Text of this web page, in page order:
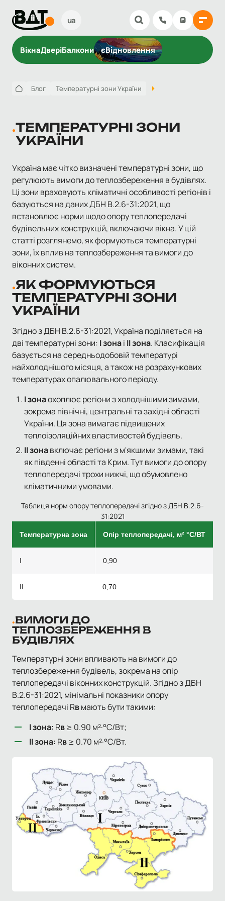
ua
ВікнаДверіБалкони єВідновлення
Блог Температурні зони України
ТЕМПЕРАТУРНІ ЗОНИ
УКРАЇНИ
Україна має чітко визначені температурні зони, що
регулюють вимоги до теплозбереження в будівлях.
Ці зони враховують кліматичні особливості регіонів і
базуються на даних ДБН В.2.6-31:2021, що
встановлює норми щодо опору теплопередачі
будівельних конструкцій, включаючи вікна. У цій
статті розглянемо, як формуються температурні
зони, їх вплив на теплозбереження та вимоги до
віконних систем.
ЯК ФОРМУЮТЬСЯ
ТЕМПЕРАТУРНІ ЗОНИ
УКРАЇНИ
Згідно з ДБН В.2.6-31:2021, Україна поділяється на
дві температурні зони: I зонаі II зона. Класифікація
базується на середньодобовій температурі
найхолоднішого місяця, а також на розрахункових
температурах опалювального періоду.
I зонаохоплює регіони з холоднішими зимами,
зокрема північні, центральні та західні області
України. Ця зона вимагає підвищених
теплоізоляційних властивостей будівель.
II зонавключає регіони з м'якшими зимами, такі
як південні області та Крим. Тут вимоги до опору
теплопередачі трохи нижчі, що обумовлено
кліматичними умовами.
Таблиця норм опору теплопередачі згідно з ДБН В.2.6-
31:2021
Температурна зона Опір теплопередачі, м² °С/ВТ
I 0,90
II 0,70
ВИМОГИ ДО
ТЕПЛОЗБЕРЕЖЕННЯ В
БУДІВЛЯХ
Температурні зони впливають на вимоги до
теплозбереження будівель, зокрема на опір
теплопередачі віконних конструкцій. Згідно з ДБН
В.2.6-31:2021, мінімальні показники опору
теплопередачі Rвмають бути такими:
I зона: Rв ≥ 0.90 м²·°C/Вт;
II зона: Rв ≥ 0.70 м²·°C/Вт.